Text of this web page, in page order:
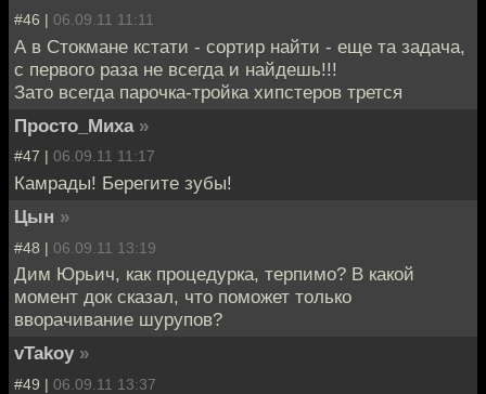
#46 | 06.09.11 11:11
А в Стокмане кстати - сортир найти - еще та задача,
с первого раза не всегда и найдешь!!!
Зато всегда парочка-тройка хипстеров трется
Просто_Миха »
#47 | 06.09.11 11:17
Камрады! Берегите зубы!
Цын »
#48 | 06.09.11 13:19
Дим Юрьич, как процедурка, терпимо? В какой
момент док сказал, что поможет только
вворачивание шурупов?
vTakoy »
#49 | 06.09.11 13:37